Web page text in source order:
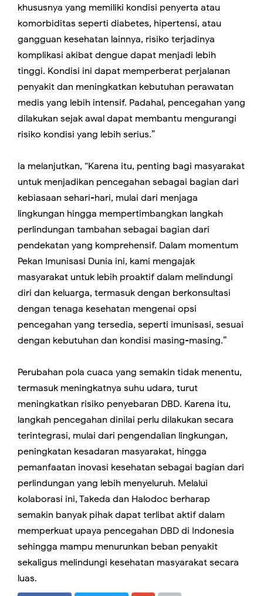
khususnya yang memiliki kondisi penyerta atau
komorbiditas seperti diabetes, hipertensi, atau
gangguan kesehatan lainnya, risiko terjadinya
komplikasi akibat dengue dapat menjadi lebih
tinggi. Kondisi ini dapat memperberat perjalanan
penyakit dan meningkatkan kebutuhan perawatan
medis yang lebih intensif. Padahal, pencegahan yang
dilakukan sejak awal dapat membantu mengurangi
risiko kondisi yang lebih serius.”
Ia melanjutkan, “Karena itu, penting bagi masyarakat
untuk menjadikan pencegahan sebagai bagian dari
kebiasaan sehari-hari, mulai dari menjaga
lingkungan hingga mempertimbangkan langkah
perlindungan tambahan sebagai bagian dari
pendekatan yang komprehensif. Dalam momentum
Pekan Imunisasi Dunia ini, kami mengajak
masyarakat untuk lebih proaktif dalam melindungi
diri dan keluarga, termasuk dengan berkonsultasi
dengan tenaga kesehatan mengenai opsi
pencegahan yang tersedia, seperti imunisasi, sesuai
dengan kebutuhan dan kondisi masing-masing.”
Perubahan pola cuaca yang semakin tidak menentu,
termasuk meningkatnya suhu udara, turut
meningkatkan risiko penyebaran DBD. Karena itu,
langkah pencegahan dinilai perlu dilakukan secara
terintegrasi, mulai dari pengendalian lingkungan,
peningkatan kesadaran masyarakat, hingga
pemanfaatan inovasi kesehatan sebagai bagian dari
perlindungan yang lebih menyeluruh. Melalui
kolaborasi ini, Takeda dan Halodoc berharap
semakin banyak pihak dapat terlibat aktif dalam
memperkuat upaya pencegahan DBD di Indonesia
sehingga mampu menurunkan beban penyakit
sekaligus melindungi kesehatan masyarakat secara
luas.